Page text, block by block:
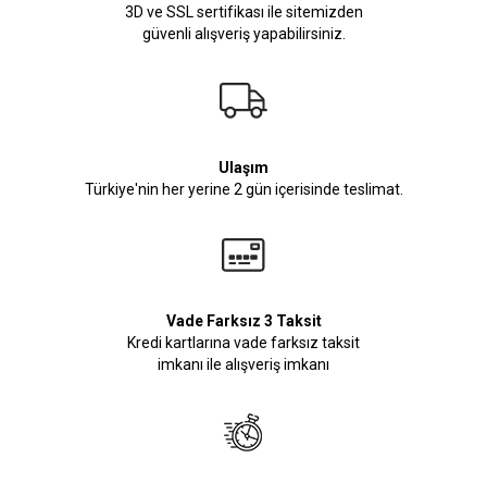
3D ve SSL sertifikası ile sitemizden
güvenli alışveriş yapabilirsiniz.
Ulaşım
Türkiye'nin her yerine 2 gün içerisinde teslimat.
Vade Farksız 3 Taksit
Kredi kartlarına vade farksız taksit
imkanı ile alışveriş imkanı